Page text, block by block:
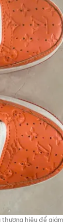
hiệu để